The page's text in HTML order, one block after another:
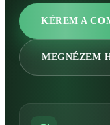
KÉREM A
MEGNÉZEM